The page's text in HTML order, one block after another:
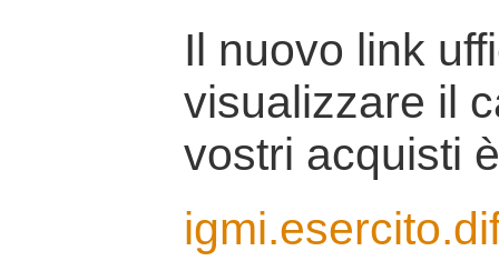
Il nuovo link
visualizzare il
vostri acquisti